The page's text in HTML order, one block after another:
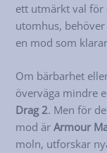
ett utmärkt val
utomhus,
en mod som
Om bärbarhet
överväga mindre
Drag 2. Men för
mod ärArmour
moln, utforskar